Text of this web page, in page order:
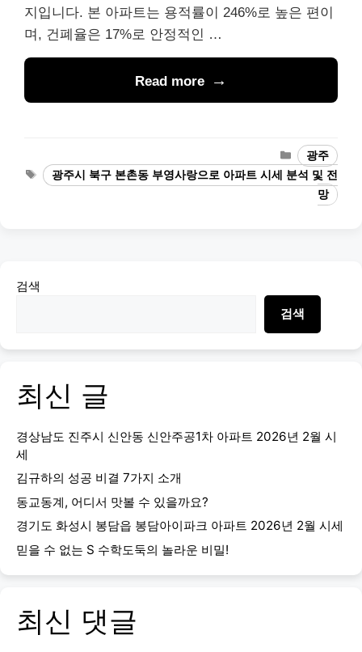
지입니다. 본 아파트는 용적률이 246%로 높은 편이
며, 건폐율은 17%로 안정적인 …
Read more
Categories
광주
Tags광주시 북구 본촌동 부영사랑으로 아파트 시세 분석 및 전
망
검색
검색
최신 글
경상남도 진주시 신안동 신안주공1차 아파트 2026년 2월 시
세
김규하의 성공 비결 7가지 소개
동교동계, 어디서 맛볼 수 있을까요?
경기도 화성시 봉담읍 봉담아이파크 아파트 2026년 2월 시세
믿을 수 없는 S 수학도둑의 놀라운 비밀!
최신 댓글